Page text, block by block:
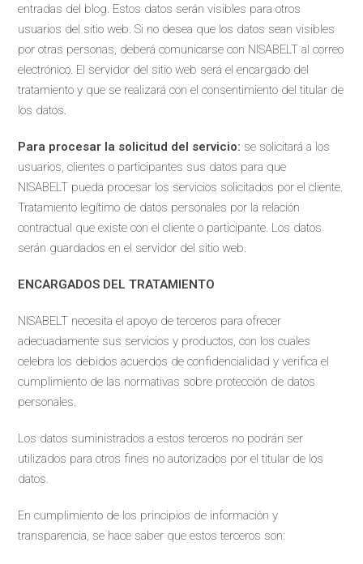
entradas del blog. Estos datos serán visibles para otros
usuarios del sitio web. Si no desea que los datos sean visibles
por otras personas, deberá comunicarse con NISABELT al correo
electrónico. El servidor del sitio web será el encargado del
tratamiento y que se realizará con el consentimiento del titular de
los datos.
Para procesar la solicitud del servicio: se solicitará a los
usuarios, clientes o participantes sus datos para que
NISABELT pueda procesar los servicios solicitados por el cliente.
Tratamiento legítimo de datos personales por la relación
contractual que existe con el cliente o participante. Los datos
serán guardados en el servidor del sitio web.
ENCARGADOS DEL TRATAMIENTO
NISABELT necesita el apoyo de terceros para ofrecer
adecuadamente sus servicios y productos, con los cuales
celebra los debidos acuerdos de confidencialidad y verifica el
cumplimiento de las normativas sobre protección de datos
personales.
Los datos suministrados a estos terceros no podrán ser
utilizados para otros fines no autorizados por el titular de los
datos.
En cumplimiento de los principios de información y
transparencia, se hace saber que estos terceros son: